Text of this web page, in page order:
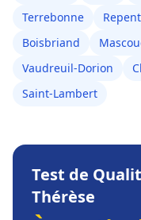
Terrebonne
Boisbriand
Vaudreuil-Dorion
Saint-Lambert
Test de
Thérèse